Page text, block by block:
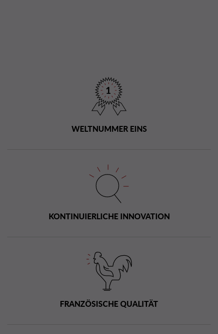
WELTNUMMER EINS
KONTINUIERLICHE INNOVATION
FRANZÖSISCHE QUALITÄT